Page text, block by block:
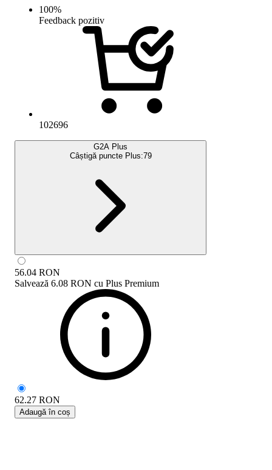
100%
Feedback pozitiv
102696
G2A Plus
Câștigă puncte Plus:79
56.04 RON
Salvează 6.08 RON cu Plus Premium
62.27 RON
Adaugă în coș